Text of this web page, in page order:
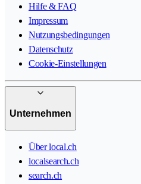
Hilfe & FAQ
Impressum
Nutzungsbedingungen
Datenschutz
Cookie-Einstellungen
Unternehmen
Über local.ch
localsearch.ch
search.ch